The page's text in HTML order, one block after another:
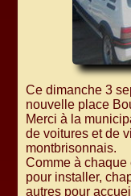
Ce dimanche 3
nouvelle place
Merci à la
de voitures et de
montbrisonnais.
Comme à
pour installer,
autres pour